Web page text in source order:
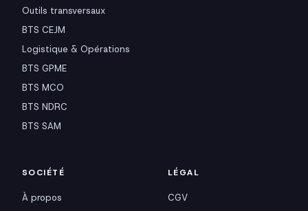
Outils transversaux
BTS CEJM
Logistique & Opérations
BTS GPME
BTS MCO
BTS NDRC
BTS SAM
SOCIÉTÉ
À propos
LÉGAL
CGV